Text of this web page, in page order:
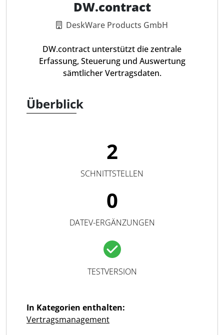
DW.contract
DeskWare Products GmbH
DW.contract unterstützt die zentrale
Erfassung, Steuerung und Auswertung
sämtlicher Vertragsdaten.
Überblick
2
SCHNITTSTELLEN
0
DATEV-ERGÄNZUNGEN
TESTVERSION
In Kategorien enthalten:
Vertragsmanagement